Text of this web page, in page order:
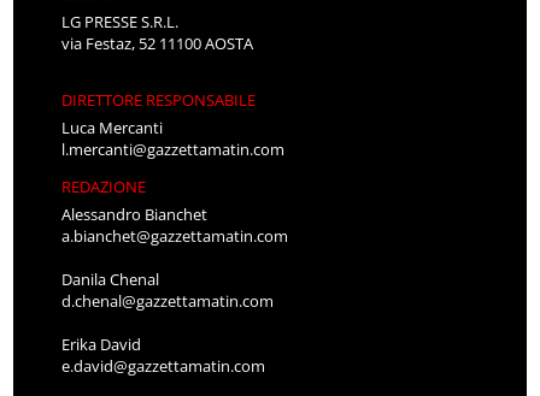
LG PRESSE S.R.L.
via Festaz, 52 11100 AOSTA
DIRETTORE RESPONSABILE
Luca Mercanti
l.mercanti@gazzettamatin.com
REDAZIONE
Alessandro Bianchet
a.bianchet@gazzettamatin.com
Danila Chenal
d.chenal@gazzettamatin.com
Erika David
e.david@gazzettamatin.com